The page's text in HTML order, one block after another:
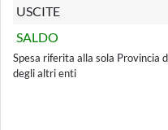
USCITE
SALDO
Spesa riferita alla sola Provincia
degli altri enti